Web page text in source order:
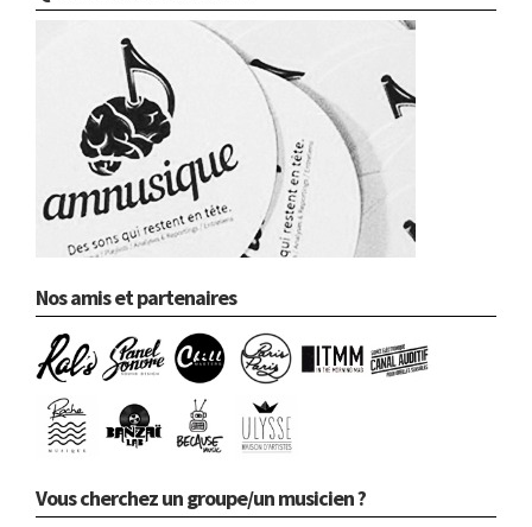
Nos amis et partenaires
Vous cherchez un groupe/un musicien ?